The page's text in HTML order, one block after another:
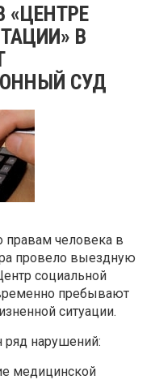
«ЦЕНТРЕ
В
СУД
правам человека в
провело выездную
социальной
пребывают
ситуации.
ряд нарушений:
медицинской